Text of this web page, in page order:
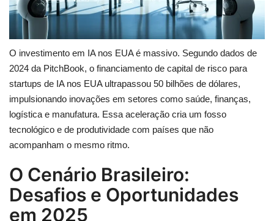
O investimento em IA nos EUA é massivo. Segundo dados de
2024 da PitchBook, o financiamento de capital de risco para
startups de IA nos EUA ultrapassou 50 bilhões de dólares,
impulsionando inovações em setores como saúde, finanças,
logística e manufatura. Essa aceleração cria um fosso
tecnológico e de produtividade com países que não
acompanham o mesmo ritmo.
O Cenário Brasileiro:
Desafios e Oportunidades
em 2025